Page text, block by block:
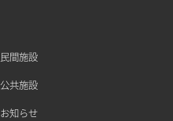
民間施設
公共施設
お知らせ